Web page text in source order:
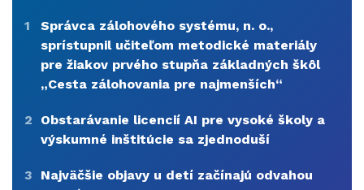
1
Správca zálohového systému, n. o.,
sprístupnil učiteľom metodické materiály
pre žiakov prvého stupňa základných škôl
„Cesta zálohovania pre najmenších“
2
Obstarávanie licencií AI pre vysoké školy a
výskumné inštitúcie sa zjednoduší
3
Najväčšie objavy u detí začínajú odvahou